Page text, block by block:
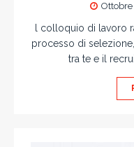
Ottobre
l colloquio di lavoro
processo di
tra te e il